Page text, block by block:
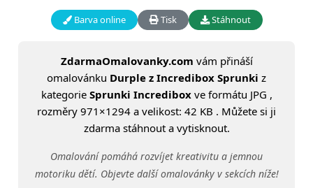
Barva online Tisk Stáhnout
ZdarmaOmalovanky.com vám přináší
omalovánku Durple z Incredibox Sprunki z
kategorie Sprunki Incrediboxve formátu JPG ,
rozměry 971×1294 a velikost: 42 KB . Můžete si ji
zdarma stáhnout a vytisknout.
Omalování pomáhá rozvíjet kreativitu a jemnou
motoriku dětí. Objevte další omalovánky v sekcích níže!